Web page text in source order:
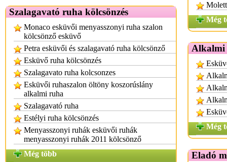
Szalagavató ruha kölcsönzés
Monaco esküvői menyasszonyi ruha szalon
kölcsönző esküvő
Petra esküvői és szalagavató ruha kölcsönző
Esküvő ruha kölcsönzés
Szalagavato ruha kolcsonzes
Esküvői ruhaszalon öltöny koszorúslány
alkalmi ruha
Szalagavató ruha
Estélyi ruha kölcsönzés
Menyasszonyi ruhák esküvői ruhák
menyasszonyi ruhák 2011 kölcsönző
Még több
Még
Alkalmi
Még
Eladó